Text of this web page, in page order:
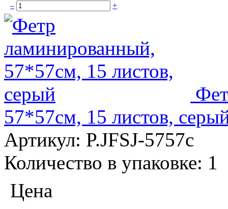
– +
57*57см, 15 листов,
Артикул: P.JFSJ-5757с
Количество в упаковке: 1
Цена